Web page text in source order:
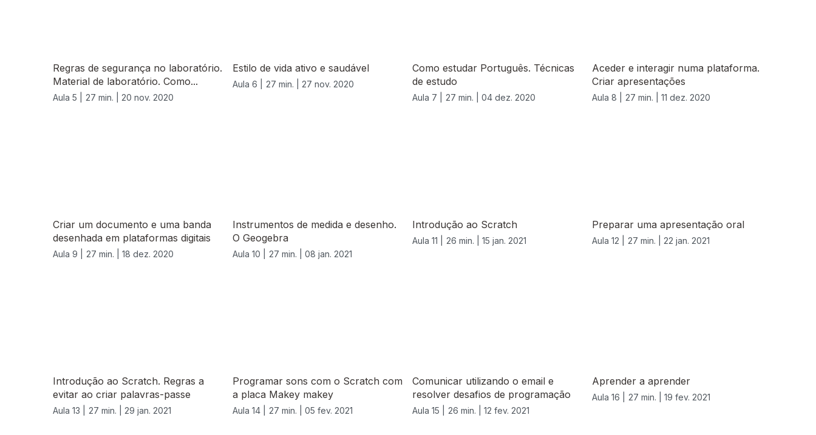
Regras de segurança no laboratório.
Material de laboratório. Como...
Aula 5 | 27 min. | 20 nov. 2020
Estilo de vida ativo e saudável
Aula 6 | 27 min. | 27 nov. 2020
Como estudar Português. Técnicas
de estudo
Aula 7 | 27 min. | 04 dez. 2020
Aceder e interagir numa plataforma.
Criar apresentações
Aula 8 | 27 min. | 11 dez. 2020
Criar um documento e uma banda
desenhada em plataformas digitais
Aula 9 | 27 min. | 18 dez. 2020
Instrumentos de medida e desenho.
O Geogebra
Aula 10 | 27 min. | 08 jan. 2021
Introdução ao Scratch
Aula 11 | 26 min. | 15 jan. 2021
Preparar uma apresentação oral
Aula 12 | 27 min. | 22 jan. 2021
Introdução ao Scratch. Regras a
evitar ao criar palavras-passe
Aula 13 | 27 min. | 29 jan. 2021
Programar sons com o Scratch com
a placa Makey makey
Aula 14 | 27 min. | 05 fev. 2021
Comunicar utilizando o email e
resolver desafios de programação
Aula 15 | 26 min. | 12 fev. 2021
Aprender a aprender
Aula 16 | 27 min. | 19 fev. 2021